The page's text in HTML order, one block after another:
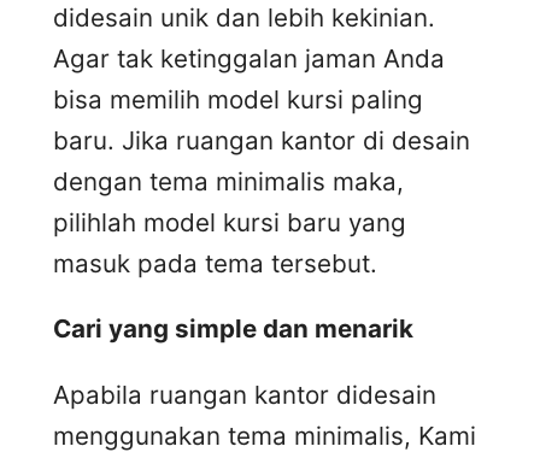
didesain unik dan lebih kekinian.
Agar tak ketinggalan jaman Anda
bisa memilih model kursi paling
baru. Jika ruangan kantor di desain
dengan tema minimalis maka,
pilihlah model kursi baru yang
masuk pada tema tersebut.
Cari yang simple dan menarik
Apabila ruangan kantor didesain
menggunakan tema minimalis, Kami